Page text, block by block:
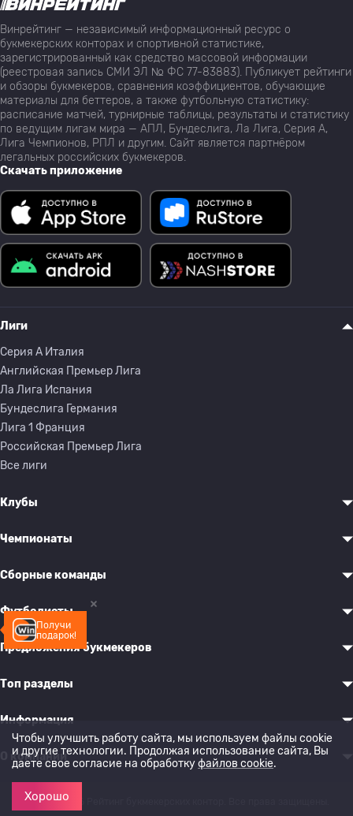
Получи
подарок!
Винрейтинг — независимый информационный ресурс о
букмекерских конторах и спортивной статистике,
зарегистрированный как средство массовой информации
(реестровая запись СМИ ЭЛ № ФС 77-83883). Публикует рейтинги
и обзоры букмекеров, сравнения коэффициентов, обучающие
материалы для беттеров, а также футбольную статистику:
расписание матчей, турнирные таблицы, результаты и статистику
по ведущим лигам мира — АПЛ, Бундеслига, Ла Лига, Серия А,
Лига Чемпионов, РПЛ и другим. Сайт является партнёром
легальных российских букмекеров.
Скачать приложение
Лиги
Серия A Италия
Английская Премьер Лига
Ла Лига Испания
Бундеслига Германия
Лига 1 Франция
Российская Премьер Лига
Все лиги
Клубы
Чемпионаты
Сборные команды
Футболисты
Предложения букмекеров
Топ разделы
Информация
О компании
© 2022-2026 Рейтинг букмекерских контор. Все права защищены.
Чтобы улучшить работу сайта, мы используем файлы cookie
и другие технологии. Продолжая использование сайта, Вы
даете свое согласие на обработкуфайлов cookie.
Хорошо